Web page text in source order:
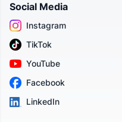
Social Media
Instagram
TikTok
YouTube
Facebook
LinkedIn